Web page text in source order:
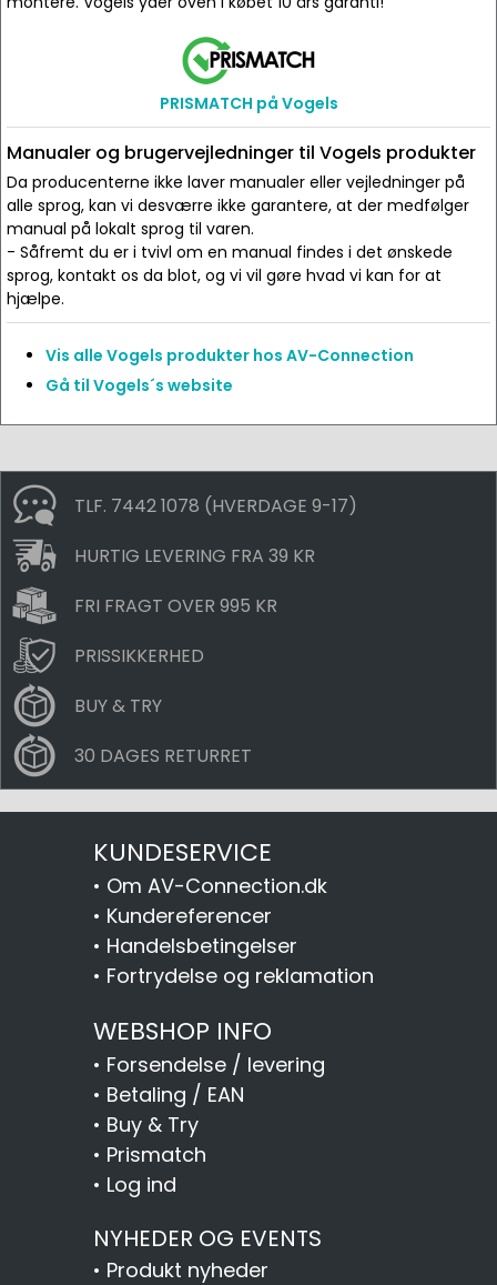
PRISMATCH på Vogels
Manualer og brugervejledninger til Vogels produkter
Da producenterne ikke laver manualer eller vejledninger på
alle sprog, kan vi desværre ikke garantere, at der medfølger
manual på lokalt sprog til varen.
- Såfremt du er i tvivl om en manual findes i det ønskede
sprog, kontakt os da blot, og vi vil gøre hvad vi kan for at
hjælpe.
Vis alle Vogels produkter hos AV-Connection
Gå til Vogels´s website
TLF. 7442 1078 (HVERDAGE 9-17)
HURTIG LEVERING FRA 39 KR
FRI FRAGT OVER 995 KR
PRISSIKKERHED
BUY & TRY
30 DAGES RETURRET
KUNDESERVICE
• Om AV-Connection.dk
• Kundereferencer
• Handelsbetingelser
• Fortrydelse og reklamation
WEBSHOP INFO
• Forsendelse / levering
• Betaling / EAN
• Buy & Try
• Prismatch
• Log ind
NYHEDER OG EVENTS
• Produkt nyheder